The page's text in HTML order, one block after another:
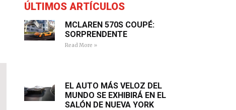
ÚLTIMOS ARTÍCULOS
MCLAREN 570S COUPÉ:
SORPRENDENTE
Read More »
EL AUTO MÁS VELOZ DEL
MUNDO SE EXHIBIRÁ EN EL
SALÓN DE NUEVA YORK